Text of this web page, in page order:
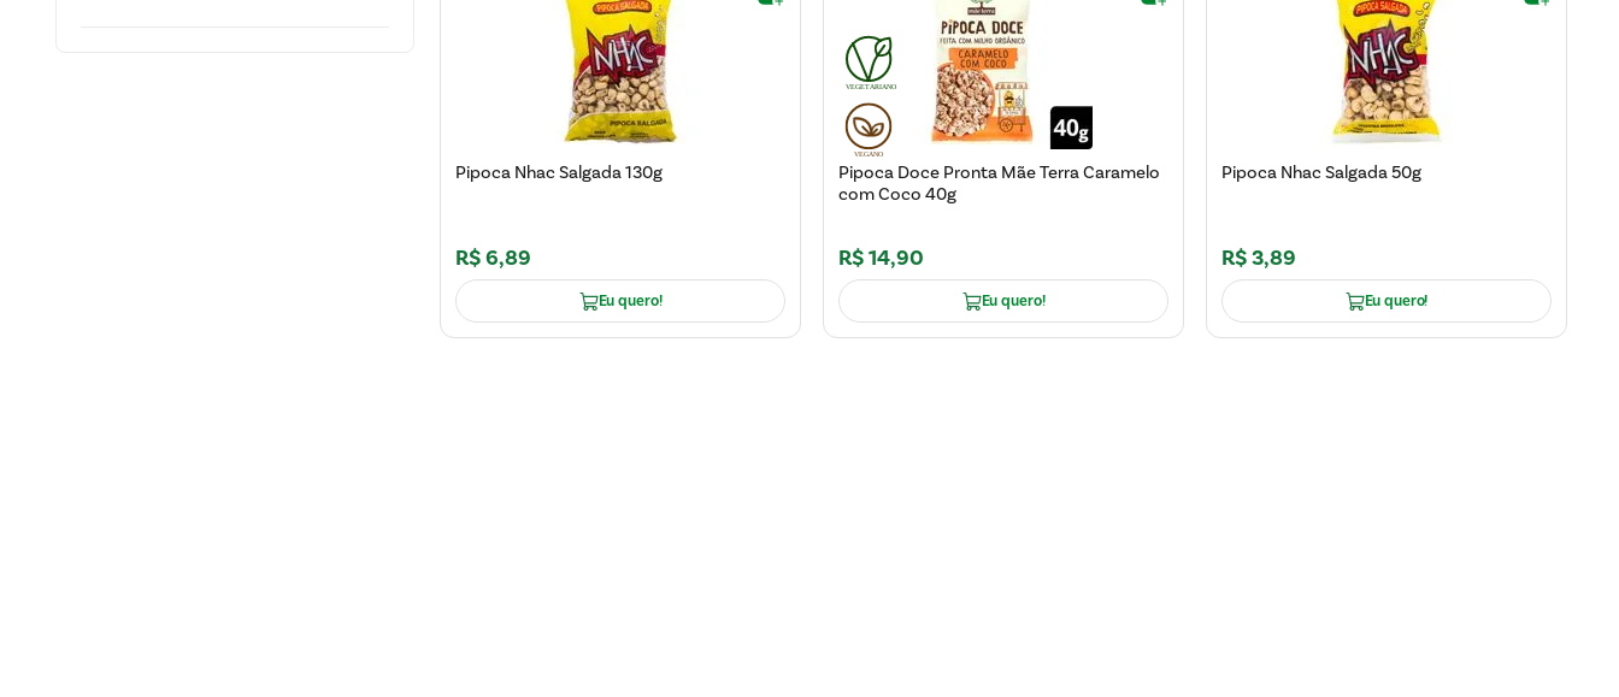
Pipoca Nhac Salgada 130g
R$6,89
Eu quero!
Pipoca Doce Pronta Mãe Terra Caramelo
com Coco 40g
R$14,90
Eu quero!
Pipoca Nhac Salgada 50g
R$3,89
Eu quero!